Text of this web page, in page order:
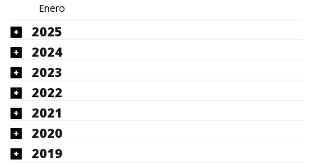
Enero
2025
2024
2023
2022
2021
2020
2019